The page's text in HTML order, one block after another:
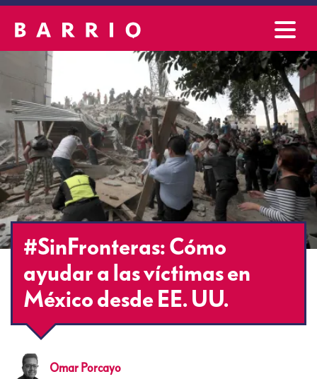
#SinFronteras: Cómo
ayudar a las víctimas en
México desde EE. UU.
Omar Porcayo